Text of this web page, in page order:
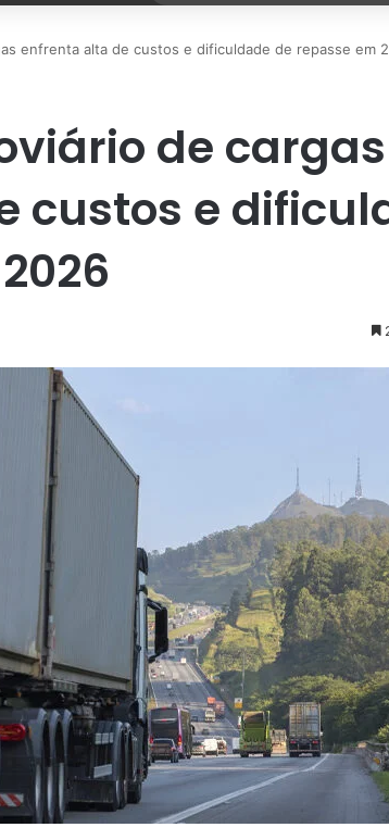
enfrenta alta de custos e dificuldade de repasse em
de cargas
custos e